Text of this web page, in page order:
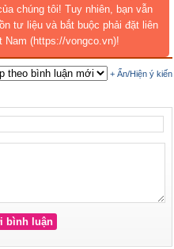
chúng tôi! Tuy nhiên, bạn vẫn
tư liệu và bắt buộc phải đặt liên
Nam (https://vongco.vn)!